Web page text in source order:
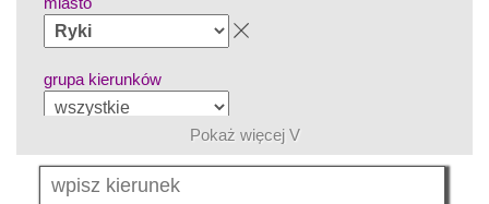
grupa kierunków
język
Pokaż więcej V